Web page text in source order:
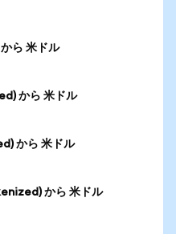
ら 米ドル
から 米ドル
から 米ドル
から 米ドル